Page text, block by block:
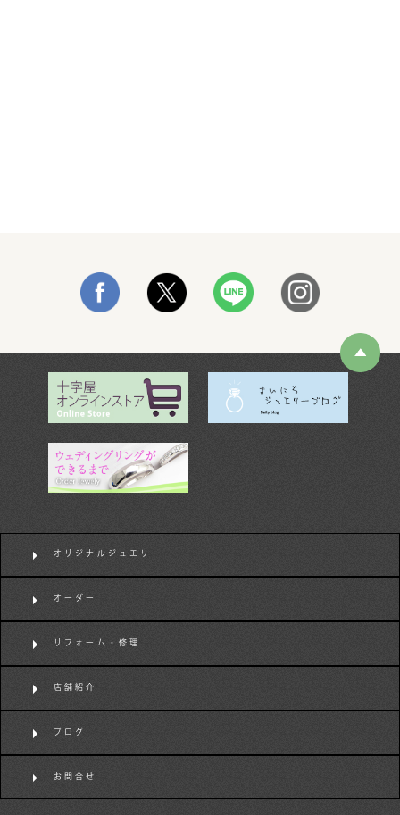
オリジナルジュエリー
オーダー
リフォーム・修理
店舗紹介
ブログ
お問合せ